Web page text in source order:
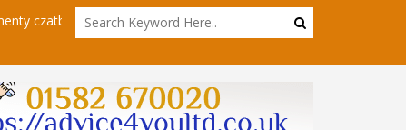
Powrót do sieci - kierowcy hgv w innym wydaniu